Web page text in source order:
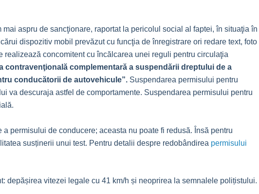
aspru de sancţionare, raportat la pericolul social al faptei, în situaţia în
dispozitiv mobil prevăzut cu funcţia de înregistrare ori redare text, foto
concomitent cu încălcarea unei reguli pentru circulaţia
contravenţională complementară a suspendării dreptului de a
conducătorii de autovehicule”. Suspendarea permisului pentru
va descuraja astfel de comportamente. Suspendarea permisului pentru
permisului de conducere; aceasta nu poate fi redusă. Însă pentru
susținerii unui test. Pentru detalii despre redobândirea permisului
depășirea vitezei legale cu 41 km/h și neoprirea la semnalele polițistului.